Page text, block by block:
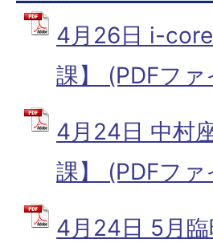
4月26日 i-
課】 (PDFフ
4月24日 中村
課】 (PDFフ
4月24日 5月